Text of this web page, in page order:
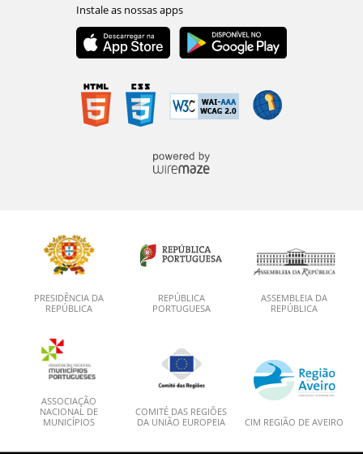
PRESIDÊNCIA DA
REPÚBLICA
REPÚBLICA
PORTUGUESA
ASSEMBLEIA DA
REPÚBLICA
ASSOCIAÇÃO
NACIONAL DE
MUNICÍPIOS
COMITÉ DAS REGIÕES
DA UNIÃO EUROPEIA
CIM REGIÃO DE AVEIRO